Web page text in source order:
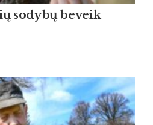
sodybų beveik